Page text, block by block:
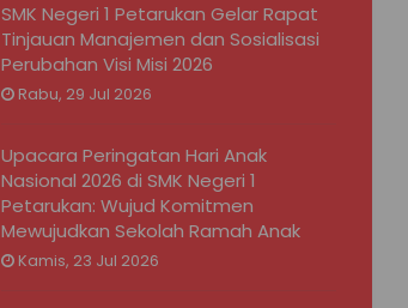
SMK Negeri 1 Petarukan Gelar Rapat
Tinjauan Manajemen dan Sosialisasi
Perubahan Visi Misi 2026
Rabu, 29 Jul 2026
Upacara Peringatan Hari Anak
Nasional 2026 di SMK Negeri 1
Petarukan: Wujud Komitmen
Mewujudkan Sekolah Ramah Anak
Kamis, 23 Jul 2026